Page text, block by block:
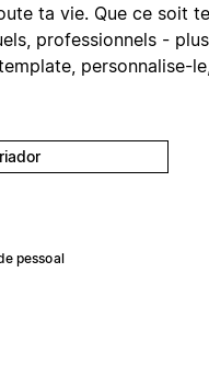
ta vie. Que ce soit
professionnels - plus
personnalise-
pessoal